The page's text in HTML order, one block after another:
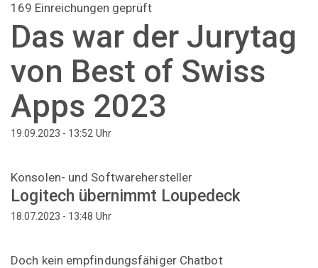
169 Einreichungen geprüft
Das war der Jurytag
von Best of Swiss
Apps 2023
19.09.2023 - 13:52 Uhr
Konsolen- und Softwarehersteller
Logitech übernimmt Loupedeck
18.07.2023 - 13:48 Uhr
Doch kein empfindungsfähiger Chatbot